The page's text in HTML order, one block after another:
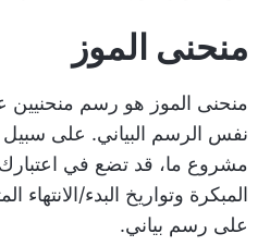
منحنى الموز
نفس الرسم البياني. على سبيل
مشروع ما، قد تضع في اعتبارك
المبكرة وتواريخ البدء/الانتهاء
على رسم بياني.